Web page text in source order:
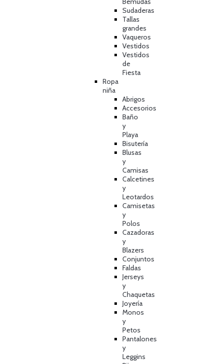
Sudaderas
Tallas
grandes
Vaqueros
Vestidos
Vestidos
de
Fiesta
Ropa
niña
Abrigos
Accesorios
Baño
y
Playa
Bisutería
Blusas
y
Camisas
Calcetines
y
Leotardos
Camisetas
y
Polos
Cazadoras
y
Blazers
Conjuntos
Faldas
Jerseys
y
Chaquetas
Joyería
Monos
y
Petos
Pantalones
y
Leggins